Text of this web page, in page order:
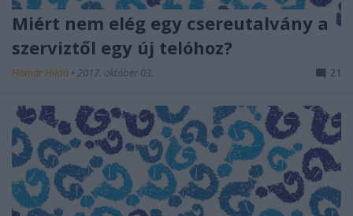
Miért nem elég egy csereutalvány a
szerviztől egy új telóhoz?
Homár Hilda • 2017. október 03. 21